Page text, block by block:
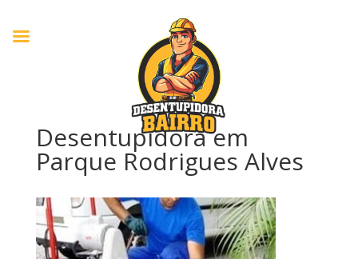
Desentupidora em
Parque Rodrigues Alves